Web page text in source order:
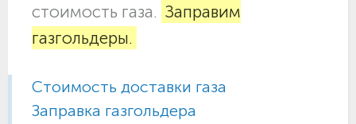
стоимость газа. Заправим
газгольдеры.
Стоимость доставки газа
Заправка газгольдера